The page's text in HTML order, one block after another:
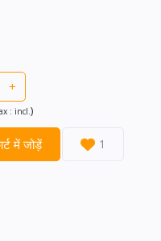
+
: incl.)
में जोड़ें 1